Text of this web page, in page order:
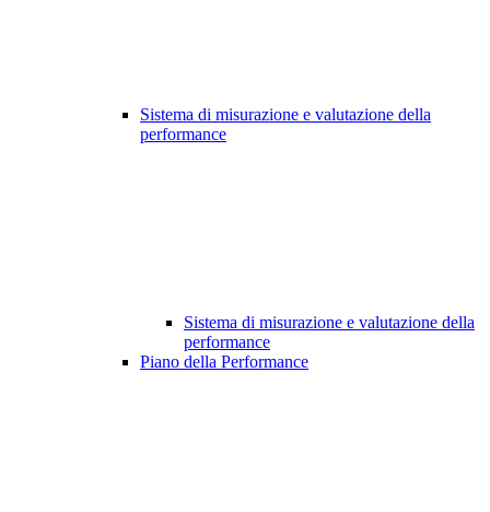
Sistema di misurazione e valutazione della
performance
Sistema di misurazione e valutazione della
performance
Piano della Performance